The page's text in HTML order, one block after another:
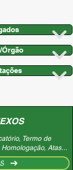
Órgão
Termo de
Atas...